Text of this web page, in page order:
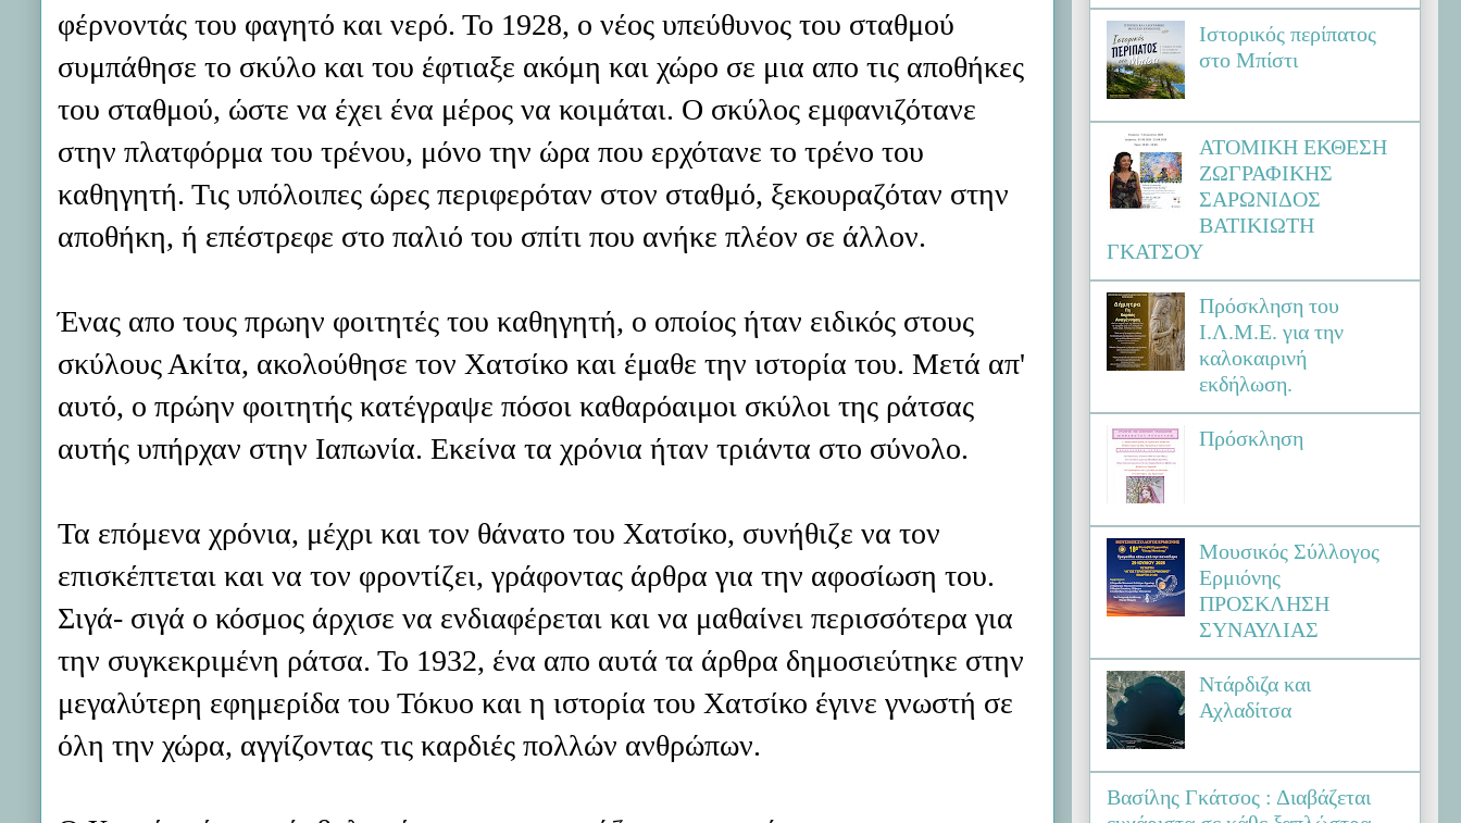
φέρνοντάς του φαγητό και νερό. Το 1928, ο νέος υπεύθυνος του σταθμού
συμπάθησε το σκύλο και του έφτιαξε ακόμη και χώρο σε μια απο τις αποθήκες
του σταθμού, ώστε να έχει ένα μέρος να κοιμάται. Ο σκύλος εμφανιζότανε
στην πλατφόρμα του τρένου, μόνο την ώρα που ερχότανε το τρένο του
καθηγητή. Τις υπόλοιπες ώρες περιφερόταν στον σταθμό, ξεκουραζόταν στην
αποθήκη, ή επέστρεφε στο παλιό του σπίτι που ανήκε πλέον σε άλλον.
Ένας απο τους πρωην φοιτητές του καθηγητή, ο οποίος ήταν ειδικός στους
σκύλους Ακίτα, ακολούθησε τον Χατσίκο και έμαθε την ιστορία του. Μετά απ'
αυτό, ο πρώην φοιτητής κατέγραψε πόσοι καθαρόαιμοι σκύλοι της ράτσας
αυτής υπήρχαν στην Ιαπωνία. Εκείνα τα χρόνια ήταν τριάντα στο σύνολο.
Τα επόμενα χρόνια, μέχρι και τον θάνατο του Χατσίκο, συνήθιζε να τον
επισκέπτεται και να τον φροντίζει, γράφοντας άρθρα για την αφοσίωση του.
Σιγά- σιγά ο κόσμος άρχισε να ενδιαφέρεται και να μαθαίνει περισσότερα για
την συγκεκριμένη ράτσα. Το 1932, ένα απο αυτά τα άρθρα δημοσιεύτηκε στην
μεγαλύτερη εφημερίδα του Τόκυο και η ιστορία του Χατσίκο έγινε γνωστή σε
όλη την χώρα, αγγίζοντας τις καρδιές πολλών ανθρώπων.
Ιστορικός περίπατος
στο Μπίστι
ΑΤΟΜΙΚΗ ΕΚΘΕΣΗ
ΖΩΓΡΑΦΙΚΗΣ
ΣΑΡΩΝΙΔΟΣ
ΒΑΤΙΚΙΩΤΗ
ΓΚΑΤΣΟΥ
Πρόσκληση του
Ι.Λ.Μ.Ε. για την
καλοκαιρινή
εκδήλωση.
Πρόσκληση
Μουσικός Σύλλογος
Ερμιόνης
ΠΡΟΣΚΛΗΣΗ
ΣΥΝΑΥΛΙΑΣ
Ντάρδιζα και
Αχλαδίτσα
Βασίλης Γκάτσος : Διαβάζεται